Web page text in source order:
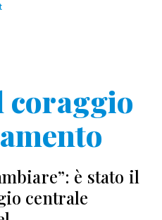
coraggio
è stato il
centrale